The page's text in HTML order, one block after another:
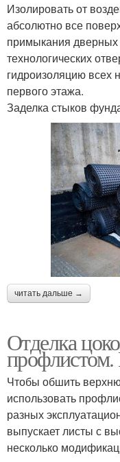
Изолировать от
абсолютно все
примыкания
технологических
гидроизоляцию всех
первого этажа.
Заделка стыков
читать дальше →
Отделка
Чтобы обшить
использовать
разных
выпускает листы с
несколько